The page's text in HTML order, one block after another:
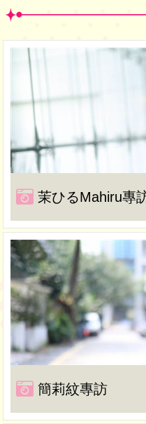
茉ひるMahiru專
簡莉紋專訪